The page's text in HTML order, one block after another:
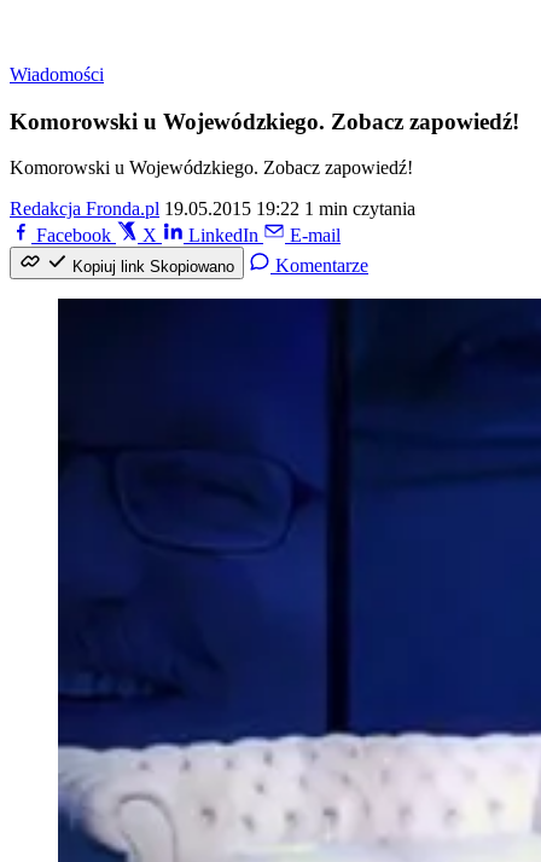
Wiadomości
Komorowski u Wojewódzkiego. Zobacz zapowiedź!
Komorowski u Wojewódzkiego. Zobacz zapowiedź!
Redakcja Fronda.pl 19.05.2015 19:22 1 min czytania
Facebook
X LinkedIn E-mail
Kopiuj link Skopiowano Komentarze